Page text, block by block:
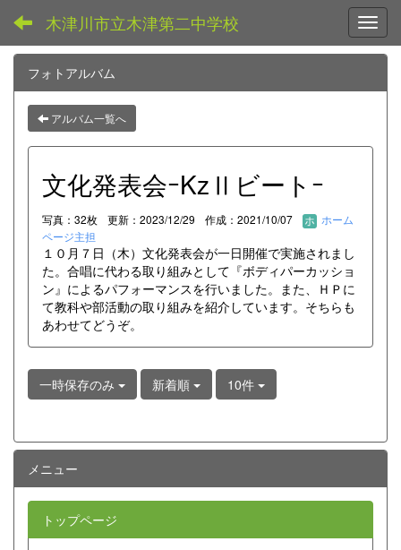
木津川市立木津第二中学校
フォトアルバム
アルバム一覧へ
文化発表会ｰKzⅡビートｰ
写真：32枚 更新：2023/12/29 作成：2021/10/07
ホーム
ページ主担
１０月７日（木）文化発表会が一日開催で実施されまし
た。合唱に代わる取り組みとして『ボディパーカッショ
ン』によるパフォーマンスを行いました。また、ＨＰに
て教科や部活動の取り組みを紹介しています。そちらも
あわせてどうぞ。
一時保存のみ 新着順 10件
メニュー
トップページ